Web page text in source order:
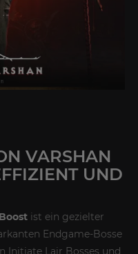
VARSHAN
UND
ist ein gezielter
Endgame-Bosse
Initiate Lair Bosses und